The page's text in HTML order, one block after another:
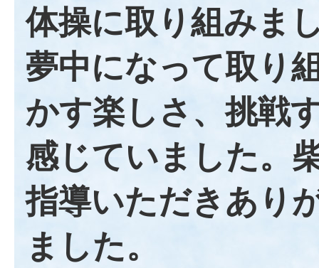
体操に取り組みま
夢中になって取り
かす楽しさ、挑戦
感じていました。
指導いただきあり
ました。